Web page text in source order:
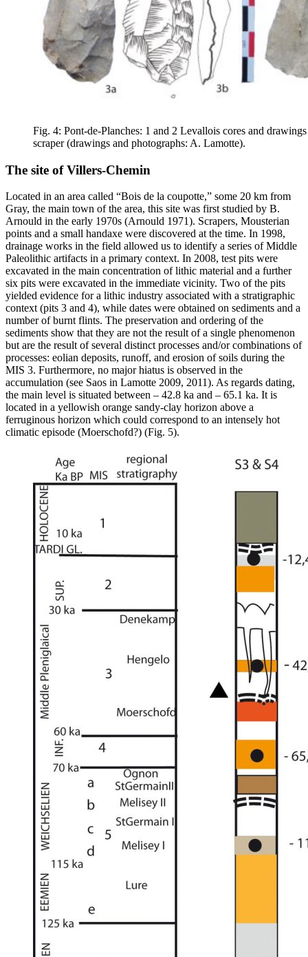
Fig. 4: Pont-de-Planches: 1 and 2 Levallois cores and
scraper (drawings and photographs: A. Lamotte).
The site of Villers-Chemin
Located in an area called “Bois de la coupotte,” some 20 km from
Gray, the main town of the area, this site was first studied by B.
Arnould in the early 1970s (Arnould 1971). Scrapers, Mousterian
points and a small handaxe were discovered at the time. In 1998,
drainage works in the field allowed us to identify a series of Middle
Paleolithic artifacts in a primary context. In 2008, test pits were
excavated in the main concentration of lithic material and a further
six pits were excavated in the immediate vicinity. Two of the pits
yielded evidence for a lithic industry associated with a stratigraphic
context (pits 3 and 4), while dates were obtained on sediments and a
number of burnt flints. The preservation and ordering of the
sediments show that they are not the result of a single phenomenon
but are the result of several distinct processes and/or combinations of
processes: eolian deposits, runoff, and erosion of soils during the
MIS 3. Furthermore, no major hiatus is observed in the
accumulation (see Saos in Lamotte 2009, 2011). As regards dating,
the main level is situated between – 42.8 ka and – 65.1 ka. It is
located in a yellowish orange sandy-clay horizon above a
ferruginous horizon which could correspond to an intensely hot
climatic episode (Moerschofd?) (Fig. 5).